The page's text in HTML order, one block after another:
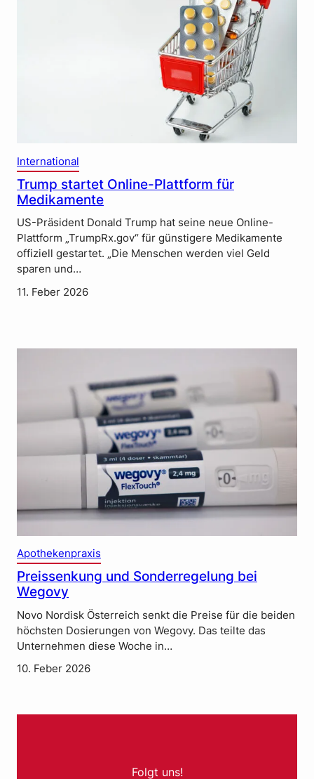
International
Trump startet Online-Plattform für
Medikamente
US-Präsident Donald Trump hat seine neue Online-
Plattform „TrumpRx.gov“ für günstigere Medikamente
offiziell gestartet. „Die Menschen werden viel Geld
sparen und…
11. Feber 2026
Apothekenpraxis
Preissenkung und Sonderregelung bei
Wegovy
Novo Nordisk Österreich senkt die Preise für die beiden
höchsten Dosierungen von Wegovy. Das teilte das
Unternehmen diese Woche in…
10. Feber 2026
Folgt uns!